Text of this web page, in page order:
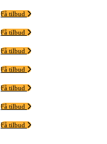
Få tilbud
Få tilbud
Få tilbud
Få tilbud
Få tilbud
Få tilbud
Få tilbud